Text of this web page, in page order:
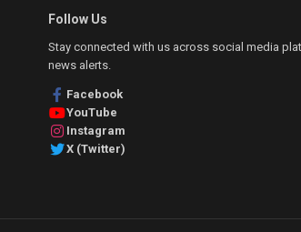
Follow Us
Stay connected with us across social media
news alerts.
Facebook
YouTube
Instagram
X (Twitter)